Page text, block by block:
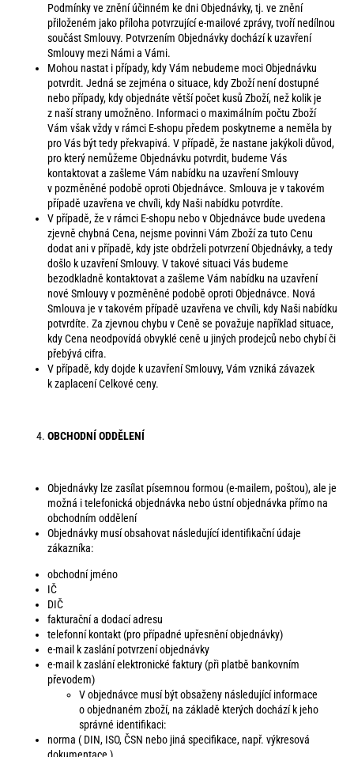
Podmínky ve znění účinném ke dni Objednávky, tj. ve znění
přiloženém jako příloha potvrzující e-mailové zprávy, tvoří nedílnou
součást Smlouvy. Potvrzením Objednávky dochází k uzavření
Smlouvy mezi Námi a Vámi.
Mohou nastat i případy, kdy Vám nebudeme moci Objednávku
potvrdit. Jedná se zejména o situace, kdy Zboží není dostupné
nebo případy, kdy objednáte větší počet kusů Zboží, než kolik je
z naší strany umožněno. Informaci o maximálním počtu Zboží
Vám však vždy v rámci E-shopu předem poskytneme a neměla by
pro Vás být tedy překvapivá. V případě, že nastane jakýkoli důvod,
pro který nemůžeme Objednávku potvrdit, budeme Vás
kontaktovat a zašleme Vám nabídku na uzavření Smlouvy
v pozměněné podobě oproti Objednávce. Smlouva je v takovém
případě uzavřena ve chvíli, kdy Naši nabídku potvrdíte.
V případě, že v rámci E-shopu nebo v Objednávce bude uvedena
zjevně chybná Cena, nejsme povinni Vám Zboží za tuto Cenu
dodat ani v případě, kdy jste obdrželi potvrzení Objednávky, a tedy
došlo k uzavření Smlouvy. V takové situaci Vás budeme
bezodkladně kontaktovat a zašleme Vám nabídku na uzavření
nové Smlouvy v pozměněné podobě oproti Objednávce. Nová
Smlouva je v takovém případě uzavřena ve chvíli, kdy Naši nabídku
potvrdíte. Za zjevnou chybu v Ceně se považuje například situace,
kdy Cena neodpovídá obvyklé ceně u jiných prodejců nebo chybí či
přebývá cifra.
V případě, kdy dojde k uzavření Smlouvy, Vám vzniká závazek
k zaplacení Celkové ceny.
OBCHODNÍ ODDĚLENÍ
Objednávky lze zasílat písemnou formou (e-mailem, poštou), ale je
možná i telefonická objednávka nebo ústní objednávka přímo na
obchodním oddělení
Objednávky musí obsahovat následující identifikační údaje
zákazníka:
obchodní jméno
IČ
DIČ
fakturační a dodací adresu
telefonní kontakt (pro případné upřesnění objednávky)
e-mail k zaslání potvrzení objednávky
e-mail k zaslání elektronické faktury (při platbě bankovním
převodem)
V objednávce musí být obsaženy následující informace
o objednaném zboží, na základě kterých dochází k jeho
správné identifikaci:
norma ( DIN, ISO, ČSN nebo jiná specifikace, např. výkresová